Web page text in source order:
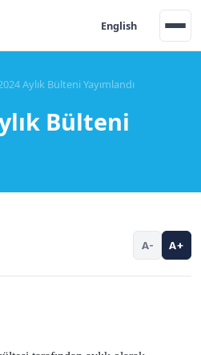
English
Aylık Bülteni Yayımlandı
Bülteni
A- A+